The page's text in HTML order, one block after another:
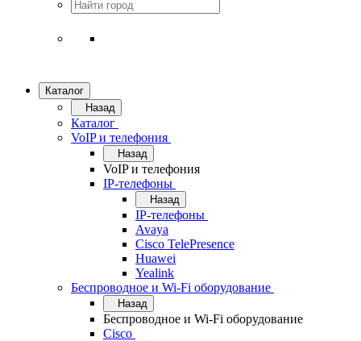
Каталог
Назад
Каталог
VoIP и телефония
Назад
VoIP и телефония
IP-телефоны
Назад
IP-телефоны
Avaya
Cisco TelePresence
Huawei
Yealink
Беспроводное и Wi-Fi оборудование
Назад
Беспроводное и Wi-Fi оборудование
Cisco